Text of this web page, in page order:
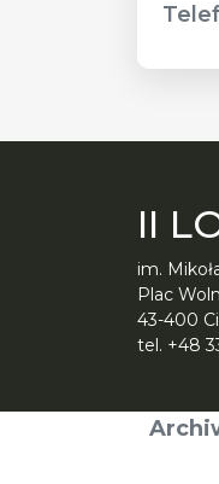
II
im.
Plac
43-400
tel. +48